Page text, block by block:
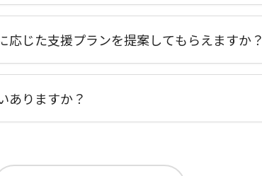
応じた支援プランを提案してもらえますか？
ありますか？